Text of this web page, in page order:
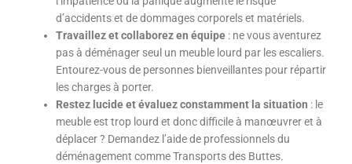
d’accidents et de dommages corporels et matériels.
Travaillez et collaborez en équipe : ne vous aventurez
pas à déménager seul un meuble lourd par les escaliers.
Entourez-vous de personnes bienveillantes pour répartir
les charges à porter.
Restez lucide et évaluez constamment la situation : le
meuble est trop lourd et donc difficile à manœuvrer et à
déplacer ? Demandez l’aide de professionnels du
déménagement comme Transports des Buttes.